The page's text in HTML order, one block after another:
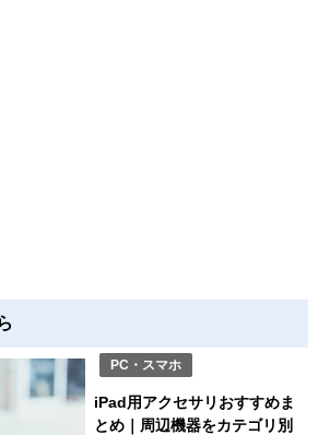
PC・スマホ
iPad用アクセサリおすすめま
とめ｜周辺機器をカテゴリ別